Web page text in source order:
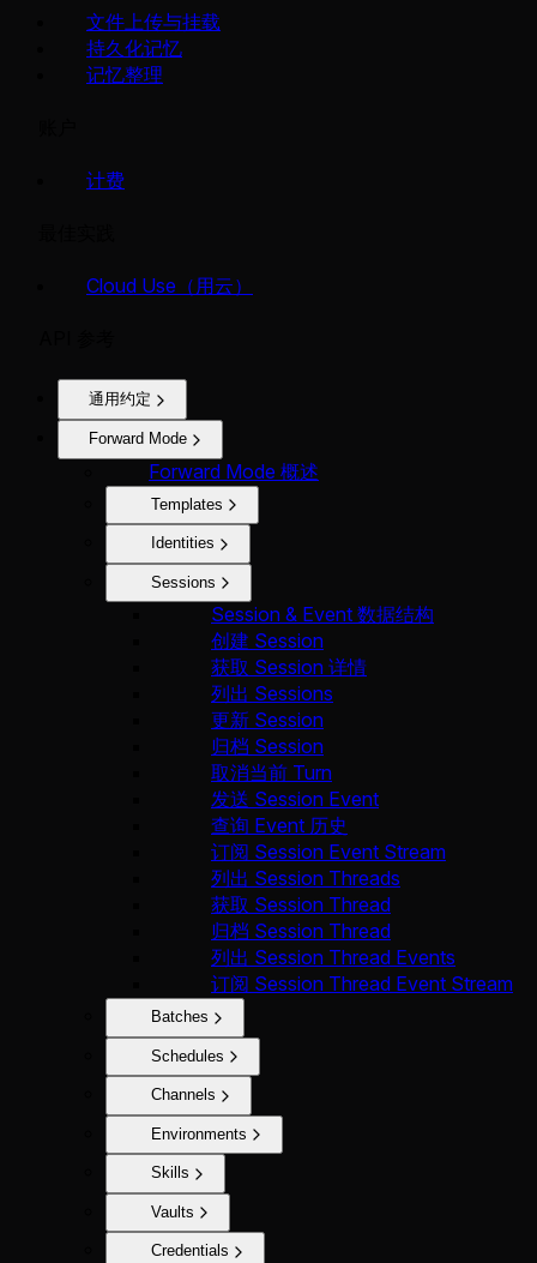
文件上传与挂载
持久化记忆
记忆整理
计费
Cloud Use（用云）
通用约定
Forward Mode
Forward Mode 概述
Templates
Identities
Sessions
Session & Event 数据结构
创建 Session
获取 Session 详情
列出 Sessions
更新 Session
归档 Session
取消当前 Turn
发送 Session Event
查询 Event 历史
订阅 Session Event Stream
列出 Session Threads
获取 Session Thread
归档 Session Thread
列出 Session Thread Events
订阅 Session Thread Event Stream
Batches
Schedules
Channels
Environments
Skills
Vaults
Credentials